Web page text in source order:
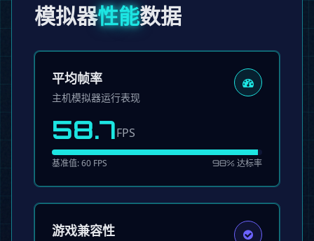
模拟器性能数据
平均帧率
主机模拟器运行表现
58.7FPS
基准值: 60 FPS 98% 达标率
游戏兼容性